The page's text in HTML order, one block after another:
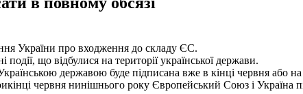
України про входження до складу ЄС.
що відбулися на території української держави.
державою буде підписана вже в кінці червня або
червня нинішнього року Європейський Союз і Україна